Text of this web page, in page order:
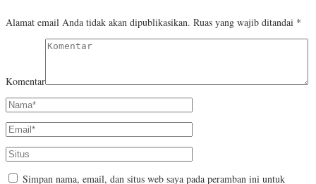
Alamat email Anda tidak akan dipublikasikan. Ruas yang wajib ditandai *
Komentar
Simpan nama, email, dan situs web saya pada peramban ini untuk